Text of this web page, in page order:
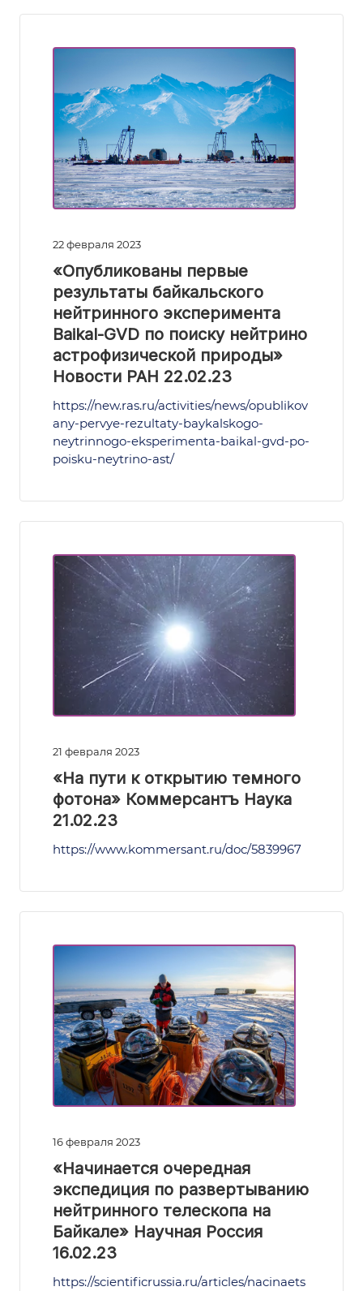
22 февраля 2023
«Опубликованы первые
результаты байкальского
нейтринного эксперимента
Baikal-GVD по поиску нейтрино
астрофизической природы»
Новости РАН 22.02.23
https://new.ras.ru/activities/news/opublikov
any-pervye-rezultaty-baykalskogo-
neytrinnogo-eksperimenta-baikal-gvd-po-
poisku-neytrino-ast/
21 февраля 2023
«На пути к открытию темного
фотона» Коммерсантъ Наука
21.02.23
https://www.kommersant.ru/doc/5839967
16 февраля 2023
«Начинается очередная
экспедиция по развертыванию
нейтринного телескопа на
Байкале» Научная Россия
16.02.23
https://scientificrussia.ru/articles/nacinaets